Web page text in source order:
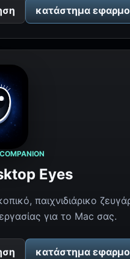
κατάστημα
Eyes
παιχνιδιάρικο
για το Mac σας.
κατάστημα